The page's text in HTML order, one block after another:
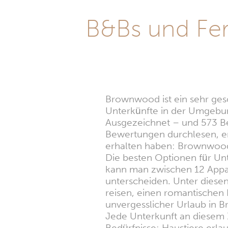
B&Bs und
Brownwood ist ein sehr
Unterkünfte in der
Ausgezeichnet – und 573
Bewertungen durchlesen,
erhalten haben:
Die besten Optionen für
kann man zwischen 12
unterscheiden. Unter
reisen, einen
unvergesslicher Urlaub in
Jede Unterkunft an